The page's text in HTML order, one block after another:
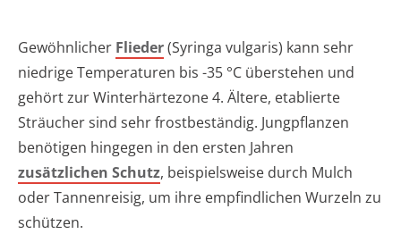
Gewöhnlicher Flieder(Syringa vulgaris) kann sehr
niedrige Temperaturen bis -35 °C überstehen und
gehört zur Winterhärtezone 4. Ältere, etablierte
Sträucher sind sehr frostbeständig. Jungpflanzen
benötigen hingegen in den ersten Jahren
zusätzlichen Schutz, beispielsweise durch Mulch
oder Tannenreisig, um ihre empfindlichen Wurzeln zu
schützen.